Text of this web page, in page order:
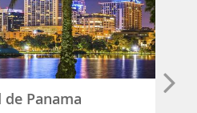
de Panama